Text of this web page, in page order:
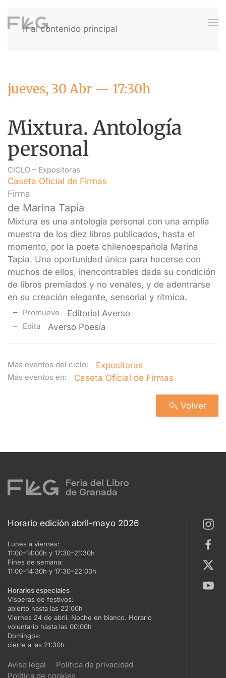
Ir al contenido principal
jueves, 30 Abr — 17:30h
Mixtura. Antología
personal
CICLO – Expositoras
Caseta Oficial de Firmas
Firma
de Marina Tapia
Mixtura es una antología personal con una amplia
muestra de los diez libros publicados, hasta el
momento, por la poeta chilenoespañola Marina
Tapia. Una oportunidad única para hacerse con
muchos de ellos, inencontrables dada su condición
de libros premiados y no venales, y de adentrarse
en su creación elegante, sensorial y rítmica.
Promueve Editorial Averso
Edita Averso Poesía
Más eventos del ciclo: Expositoras
Más eventos en: Caseta Oficial de Firmas
Volver
Horario edición abril-mayo 2026
Lunes a viernes:
11:00–14:00h y 17:30–21:30h
Fines de semana:
11:00–14:30h y 17:30–22:00h
Horarios especiales
Vísperas de festivos:
abierto hasta las 22:00h
Viernes 24 de abril. Noche en blanco. Horario
voluntario hasta las 00:00h
Domingos:
cierre a las 21:30h
Aviso legal
Política de privacidad
Política de cookies